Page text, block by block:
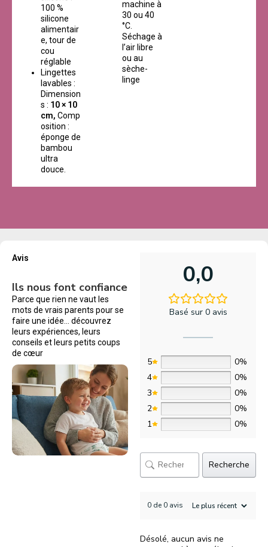
100 %
silicone
alimentair
e, tour de
cou
réglable
Lingettes
lavables :
Dimension
s : 10 × 10
cm, Comp
osition :
éponge de
bambou
ultra
douce.
machine à
30 ou 40
°C.
Séchage à
l’air libre
ou au
sèche-
linge
Avis
Ils nous font confiance
Parce que rien ne vaut les
mots de vrais parents pour se
faire une idée… découvrez
leurs expériences, leurs
conseils et leurs petits coups
de cœur
0,0
Basé sur 0 avis
5
0%
4
0%
3
0%
2
0%
1
0%
Recherche
0 de 0 avis
Désolé, aucun avis ne